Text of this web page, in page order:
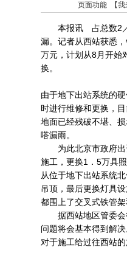
页面功能 【我
本报讯 占总数2／3
漏。记者从西站获悉
万元，计划从8月开始
换。
由于地下出站系统的
时进行维修和更换，
地面已经残破不堪、
嗒漏雨。
为此北京市政府出
施工，更换1．5万具
从位于地下出站系统
吊顶，最后更换灯具
都围上了交叉式铁管架
据西站地区管委会
问题将会基本得到解
对于施工给过往西站